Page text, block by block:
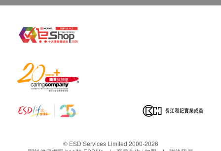
© ESD Services Limited 2000-2026